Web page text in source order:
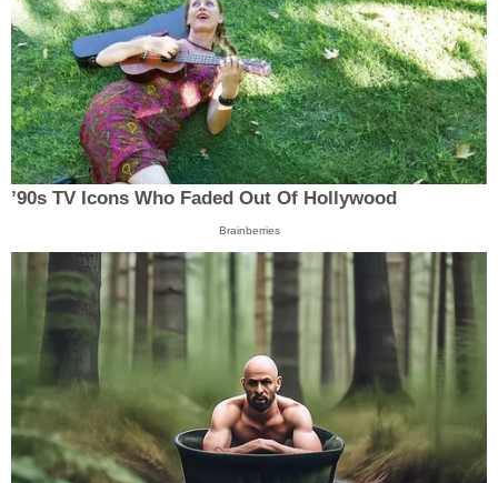
’90s TV Icons Who Faded Out Of Hollywood
Brainberries